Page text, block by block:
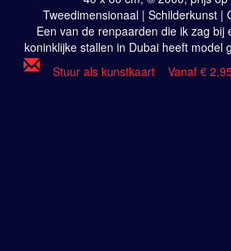
Tweedimensionaal | Schilderkunst |
Een van de renpaarden die ik zag bij
koninklijke stallen in Dubai heeft model
Stuur als kunstkaart Vanaf €